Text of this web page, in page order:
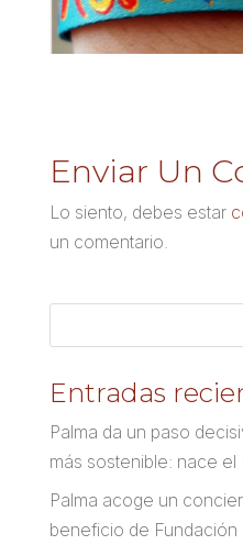
Enviar Un
Lo siento, debes estar
un comentario.
Entradas
Palma da un paso
más sostenible: nace el
Palma acoge un
beneficio de Fundación